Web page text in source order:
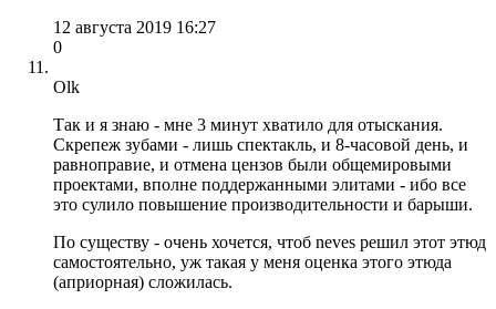
12 августа 2019 16:27
0
Olk
Так и я знаю - мне 3 минут хватило для отыскания.
Скрепеж зубами - лишь спектакль, и 8-часовой день, и
равноправие, и отмена цензов были общемировыми
проектами, вполне поддержанными элитами - ибо все
это сулило повышение производительности и барыши.
По существу - очень хочется, чтоб neves решил этот этюд
самостоятельно, уж такая у меня оценка этого этюда
(априорная) сложилась.